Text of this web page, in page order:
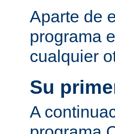
Aparte de
programa
cualquier
Su
A